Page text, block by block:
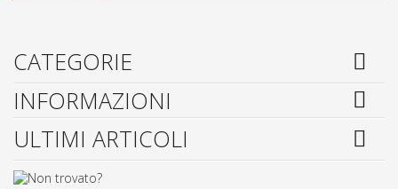
CATEGORIE
INFORMAZIONI
ULTIMI ARTICOLI